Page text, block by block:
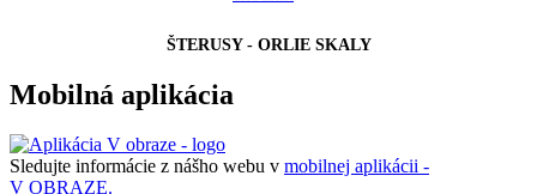
ŠTERUSY - ORLIE SKALY
Mobilná aplikácia
Sledujte informácie z nášho webu v mobilnej aplikácii -
V OBRAZE.